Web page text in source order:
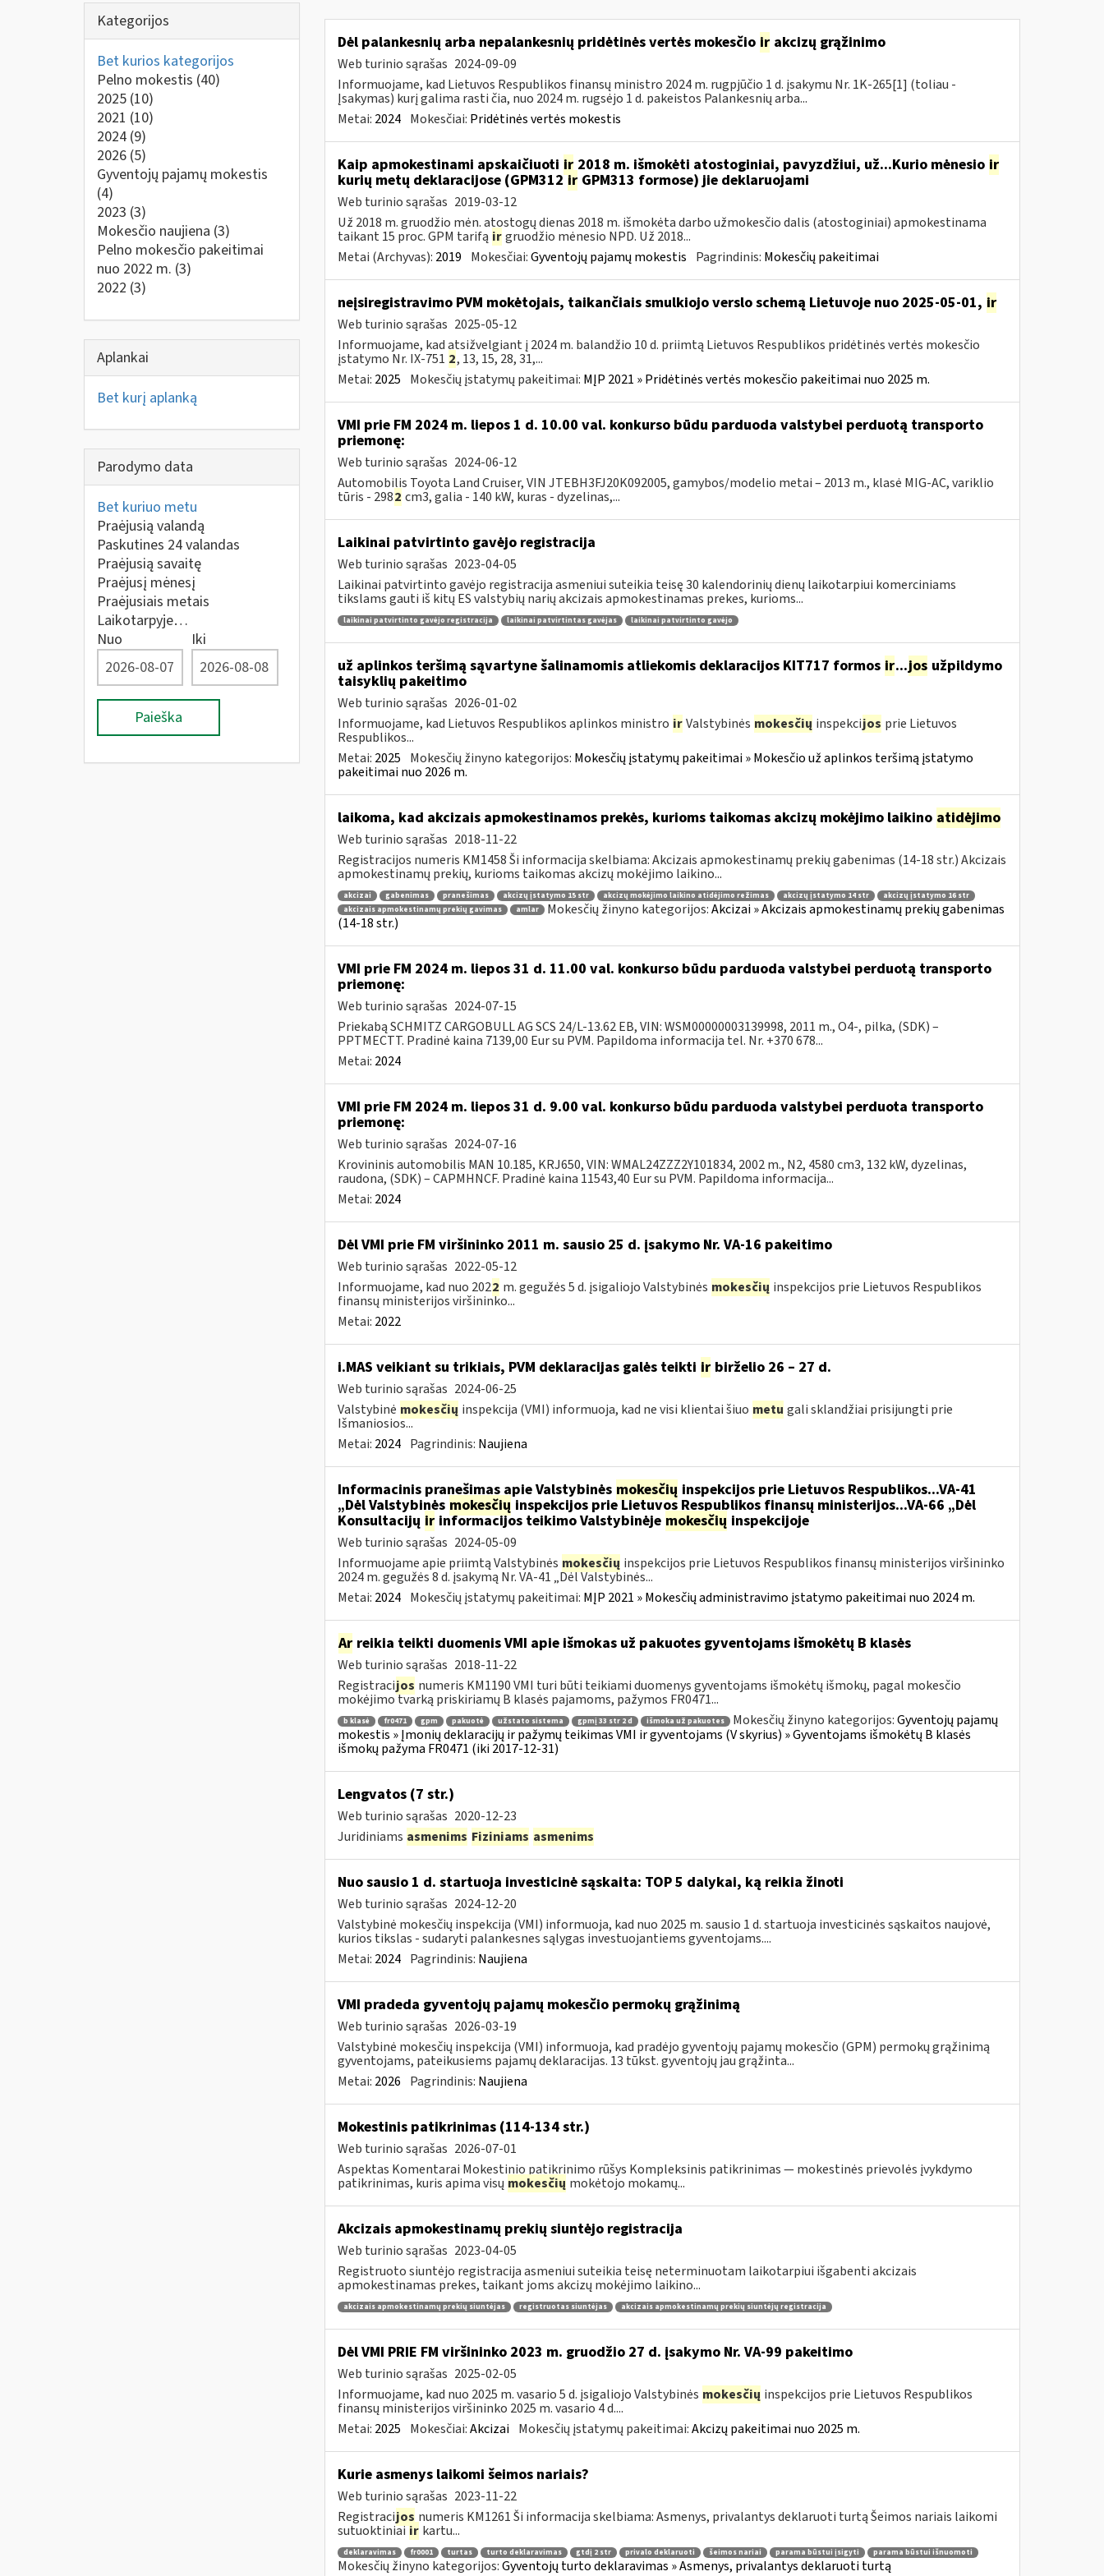
Kategorijos
Bet kurios kategorijos
Pelno mokestis (40)
2025 (10)
2021 (10)
2024 (9)
2026 (5)
Gyventojų pajamų mokestis
(4)
2023 (3)
Mokesčio naujiena (3)
Pelno mokesčio pakeitimai
nuo 2022 m. (3)
2022 (3)
Aplankai
Bet kurį aplanką
Parodymo data
Bet kuriuo metu
Praėjusią valandą
Paskutines 24 valandas
Praėjusią savaitę
Praėjusį mėnesį
Praėjusiais metais
Laikotarpyje…
Nuo
Iki
Paieška
Dėl palankesnių arba nepalankesnių pridėtinės vertės mokesčio irakcizų grąžinimo
Web turinio sąrašas 2024-09-09
Informuojame, kad Lietuvos Respublikos finansų ministro 2024 m. rugpjūčio 1 d. įsakymu Nr. 1K-265[1] (toliau -
Įsakymas) kurį galima rasti čia, nuo 2024 m. rugsėjo 1 d. pakeistos Palankesnių arba...
Metai: 2024 Mokesčiai: Pridėtinės vertės mokestis
Kaip apmokestinami apskaičiuoti ir2018 m. išmokėti atostoginiai, pavyzdžiui, už...Kurio mėnesio ir
kurių metų deklaracijose (GPM312irGPM313 formose) jie deklaruojami
Web turinio sąrašas 2019-03-12
Už 2018 m. gruodžio mėn. atostogų dienas 2018 m. išmokėta darbo užmokesčio dalis (atostoginiai) apmokestinama
taikant 15 proc. GPM tarifą ir gruodžio mėnesio NPD. Už 2018...
Metai (Archyvas): 2019 Mokesčiai:Gyventojų pajamų mokestis Pagrindinis: Mokesčių pakeitimai
neįsiregistravimo PVM mokėtojais, taikančiais smulkiojo verslo schemą Lietuvoje nuo 2025-05-01, ir
Web turinio sąrašas 2025-05-12
Informuojame, kad atsižvelgiant į 2024 m. balandžio 10 d. priimtą Lietuvos Respublikos pridėtinės vertės mokesčio
įstatymo Nr. IX-751 2, 13, 15, 28, 31,...
Metai: 2025 Mokesčių įstatymų pakeitimai: MĮP 2021 » Pridėtinės vertės mokesčio pakeitimai nuo 2025 m.
VMI prie FM 2024 m. liepos 1 d. 10.00 val. konkurso būdu parduoda valstybei perduotą transporto
priemonę:
Web turinio sąrašas 2024-06-12
Automobilis Toyota Land Cruiser, VIN JTEBH3FJ20K092005, gamybos/modelio metai – 2013 m., klasė MIG-AC, variklio
tūris - 2982 cm3, galia - 140 kW, kuras - dyzelinas,...
Laikinai patvirtinto gavėjo registracija
Web turinio sąrašas 2023-04-05
Laikinai patvirtinto gavėjo registracija asmeniui suteikia teisę 30 kalendorinių dienų laikotarpiui komerciniams
tikslams gauti iš kitų ES valstybių narių akcizais apmokestinamas prekes, kurioms...
laikinai patvirtinto gavėjo registracija laikinai patvirtintas gavėjas laikinai patvirtinto gavėjo
už aplinkos teršimą sąvartyne šalinamomis atliekomis deklaracijos KIT717 formos ir...jos užpildymo
taisyklių pakeitimo
Web turinio sąrašas 2026-01-02
Informuojame, kad Lietuvos Respublikos aplinkos ministro ir Valstybinės mokesčių inspekcijos prie Lietuvos
Respublikos...
Metai: 2025 Mokesčių žinyno kategorijos: Mokesčių įstatymų pakeitimai » Mokesčio už aplinkos teršimą įstatymo
pakeitimai nuo 2026 m.
laikoma, kad akcizais apmokestinamos prekės, kurioms taikomas akcizų mokėjimo laikino atidėjimo
Web turinio sąrašas 2018-11-22
Registracijos numeris KM1458 Ši informacija skelbiama: Akcizais apmokestinamų prekių gabenimas (14-18 str.) Akcizais
apmokestinamų prekių, kurioms taikomas akcizų mokėjimo laikino...
akcizai gabenimas pranešimas akcizų įstatymo 15 str akcizų mokėjimo laikino atidėjimo režimas akcizų įstatymo 14 str
akcizų įstatymo 16 str
akcizais apmokestinamų prekių gavimas
amlar Mokesčių žinyno kategorijos:Akcizai » Akcizais apmokestinamų prekių gabenimas
(14-18 str.)
VMI prie FM 2024 m. liepos 31 d. 11.00 val. konkurso būdu parduoda valstybei perduotą transporto
priemonę:
Web turinio sąrašas 2024-07-15
Priekabą SCHMITZ CARGOBULL AG SCS 24/L-13.62 EB, VIN: WSM00000003139998, 2011 m., O4-, pilka, (SDK) –
PPTMECTT. Pradinė kaina 7139,00 Eur su PVM. Papildoma informacija tel. Nr. +370 678...
Metai: 2024
VMI prie FM 2024 m. liepos 31 d. 9.00 val. konkurso būdu parduoda valstybei perduota transporto
priemonę:
Web turinio sąrašas 2024-07-16
Krovininis automobilis MAN 10.185, KRJ650, VIN: WMAL24ZZZ2Y101834, 2002 m., N2, 4580 cm3, 132 kW, dyzelinas,
raudona, (SDK) – CAPMHNCF. Pradinė kaina 11543,40 Eur su PVM. Papildoma informacija...
Metai: 2024
Dėl VMI prie FM viršininko 2011 m. sausio 25 d. įsakymo Nr. VA-16 pakeitimo
Web turinio sąrašas 2022-05-12
Informuojame, kad nuo 2022 m. gegužės 5 d. įsigaliojo Valstybinės mokesčių inspekcijos prie Lietuvos Respublikos
finansų ministerijos viršininko...
Metai: 2022
i.MAS veikiant su trikiais, PVM deklaracijas galės teikti irbirželio 26 – 27 d.
Web turinio sąrašas 2024-06-25
Valstybinė mokesčių inspekcija (VMI) informuoja, kad ne visi klientai šiuo metu gali sklandžiai prisijungti prie
Išmaniosios...
Metai: 2024 Pagrindinis: Naujiena
Informacinis pranešimas apie Valstybinės mokesčių inspekcijos prie Lietuvos Respublikos...VA-41
„Dėl Valstybinės mokesčių inspekcijos prie Lietuvos Respublikos finansų ministerijos...VA-66 „Dėl
Konsultacijų irinformacijos teikimo Valstybinėje mokesčių inspekcijoje
Web turinio sąrašas 2024-05-09
Informuojame apie priimtą Valstybinės mokesčių inspekcijos prie Lietuvos Respublikos finansų ministerijos viršininko
2024 m. gegužės 8 d. įsakymą Nr. VA-41 „Dėl Valstybinės...
Metai: 2024 Mokesčių įstatymų pakeitimai: MĮP 2021 » Mokesčių administravimo įstatymo pakeitimai nuo 2024 m.
Arreikia teikti duomenis VMI apie išmokas už pakuotes gyventojams išmokėtų B klasės
Web turinio sąrašas 2018-11-22
Registracijos numeris KM1190 VMI turi būti teikiami duomenys gyventojams išmokėtų išmokų, pagal mokesčio
mokėjimo tvarką priskiriamų B klasės pajamoms, pažymos FR0471...
b klasė fr0471 gpm pakuotė užstato sistema gpmį 33 str 2 d išmoka už pakuotes Mokesčių žinyno kategorijos:Gyventojų pajamų
mokestis » Įmonių deklaracijų ir pažymų teikimas VMI ir gyventojams (V skyrius) » Gyventojams išmokėtų B klasės
išmokų pažyma FR0471 (iki 2017-12-31)
Lengvatos (7 str.)
Web turinio sąrašas 2020-12-23
Juridiniams asmenims Fiziniams asmenims
Nuo sausio 1 d. startuoja investicinė sąskaita: TOP 5 dalykai, ką reikia žinoti
Web turinio sąrašas 2024-12-20
Valstybinė mokesčių inspekcija (VMI) informuoja, kad nuo 2025 m. sausio 1 d. startuoja investicinės sąskaitos naujovė,
kurios tikslas - sudaryti palankesnes sąlygas investuojantiems gyventojams....
Metai: 2024 Pagrindinis: Naujiena
VMI pradeda gyventojų pajamų mokesčio permokų grąžinimą
Web turinio sąrašas 2026-03-19
Valstybinė mokesčių inspekcija (VMI) informuoja, kad pradėjo gyventojų pajamų mokesčio (GPM) permokų grąžinimą
gyventojams, pateikusiems pajamų deklaracijas. 13 tūkst. gyventojų jau grąžinta...
Metai: 2026 Pagrindinis: Naujiena
Mokestinis patikrinimas (114-134 str.)
Web turinio sąrašas 2026-07-01
Aspektas Komentarai Mokestinio patikrinimo rūšys Kompleksinis patikrinimas — mokestinės prievolės įvykdymo
patikrinimas, kuris apima visų mokesčių mokėtojo mokamų...
Akcizais apmokestinamų prekių siuntėjo registracija
Web turinio sąrašas 2023-04-05
Registruoto siuntėjo registracija asmeniui suteikia teisę neterminuotam laikotarpiui išgabenti akcizais
apmokestinamas prekes, taikant joms akcizų mokėjimo laikino...
akcizais apmokestinamų prekių siuntėjas registruotas siuntėjas akcizais apmokestinamų prekių siuntėjų registracija
Dėl VMI PRIE FM viršininko 2023 m. gruodžio 27 d. įsakymo Nr. VA-99 pakeitimo
Web turinio sąrašas 2025-02-05
Informuojame, kad nuo 2025 m. vasario 5 d. įsigaliojo Valstybinės mokesčių inspekcijos prie Lietuvos Respublikos
finansų ministerijos viršininko 2025 m. vasario 4 d....
Metai: 2025 Mokesčiai:Akcizai Mokesčių įstatymų pakeitimai:Akcizų pakeitimai nuo 2025 m.
Kurie asmenys laikomi šeimos nariais?
Web turinio sąrašas 2023-11-22
Registracijos numeris KM1261 Ši informacija skelbiama: Asmenys, privalantys deklaruoti turtą Šeimos nariais laikomi
sutuoktiniaiir kartu...
deklaravimas fr0001 turtas turto deklaravimas gtdį 2 str privalo deklaruoti šeimos nariai parama būstui įsigyti parama būstui išnuomoti
Mokesčių žinyno kategorijos:Gyventojų turto deklaravimas » Asmenys, privalantys deklaruoti turtą